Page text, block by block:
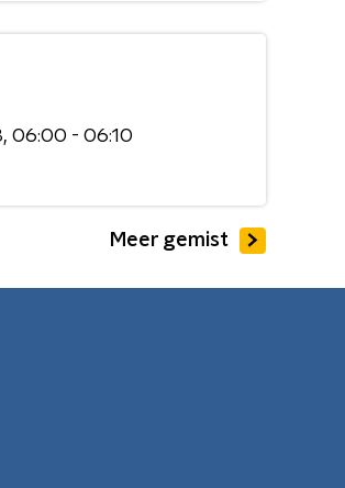
06:00 - 06:10
Meer gemist